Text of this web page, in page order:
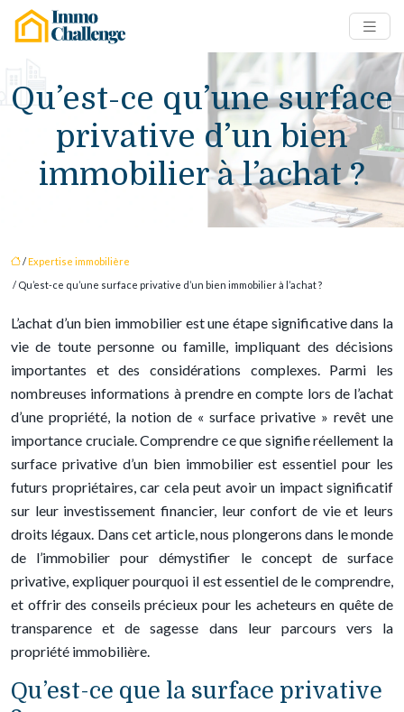
Qu’est-ce qu’une surface
privative d’un bien
immobilier à l’achat ?
/Expertise immobilière
/ Qu’est-ce qu’une surface privative d’un bien immobilier à l’achat ?
L’achat d’un bien immobilier est une étape significative dans la
vie de toute personne ou famille, impliquant des décisions
importantes et des considérations complexes. Parmi les
nombreuses informations à prendre en compte lors de l’achat
d’une propriété, la notion de « surface privative » revêt une
importance cruciale. Comprendre ce que signifie réellement la
surface privative d’un bien immobilier est essentiel pour les
futurs propriétaires, car cela peut avoir un impact significatif
sur leur investissement financier, leur confort de vie et leurs
droits légaux. Dans cet article, nous plongerons dans le monde
de l’immobilier pour démystifier le concept de surface
privative, expliquer pourquoi il est essentiel de le comprendre,
et offrir des conseils précieux pour les acheteurs en quête de
transparence et de sagesse dans leur parcours vers la
propriété immobilière.
Qu’est-ce que la surface privative